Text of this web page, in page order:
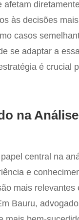
às decisões
casos
se adaptar a
é crucial
na
central na
e
mais
Bauru,